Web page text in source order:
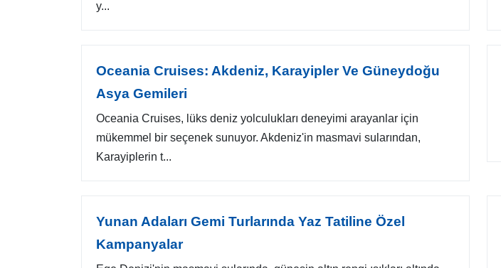
y...
Oceania Cruises: Akdeniz, Karayipler Ve Güneydoğu
Asya Gemileri
Oceania Cruises, lüks deniz yolculukları deneyimi arayanlar için
mükemmel bir seçenek sunuyor. Akdeniz'in masmavi sularından,
Karayiplerin t...
Yunan Adaları Gemi Turlarında Yaz Tatiline Özel
Kampanyalar